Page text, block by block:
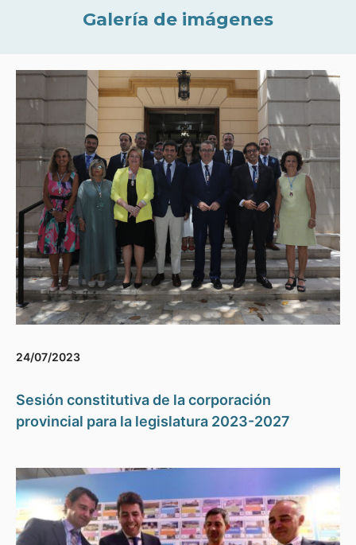
Galería de imágenes
24/07/2023
Sesión constitutiva de la corporación
provincial para la legislatura 2023-2027